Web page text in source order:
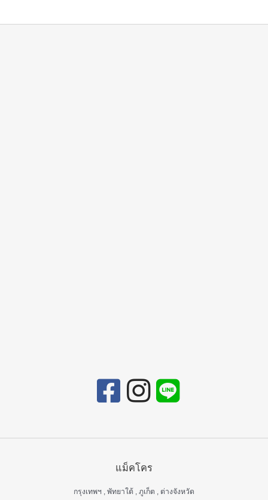
แม็คโคร
กรุงเทพฯ , พัทยาใต้ , ภูเก็ต , ต่างจังหวัด